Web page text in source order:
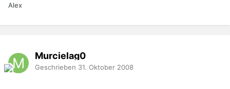
Alex
Murcielag0
Geschrieben 31. Oktober 2008